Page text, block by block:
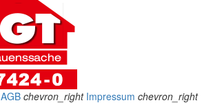
AGB chevron_right Impressum chevron_right